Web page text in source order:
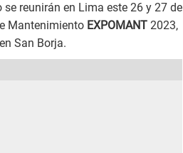
reunirán en Lima este 26 y 27 de
Mantenimiento EXPOMANT 2023,
San Borja.